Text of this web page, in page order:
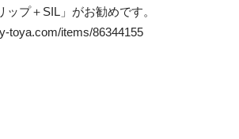
プ＋SIL」がお勧めです。
toya.com/items/86344155